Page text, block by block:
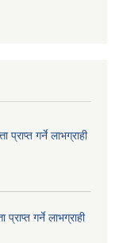
गर्ने लाभग्राही
गर्ने लाभग्राही